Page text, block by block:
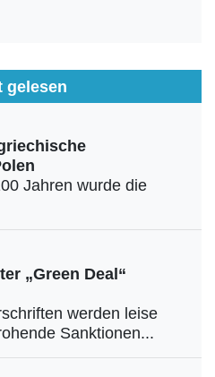
gelesen
Jahren wurde die
„Green Deal“
werden leise
Sanktionen...